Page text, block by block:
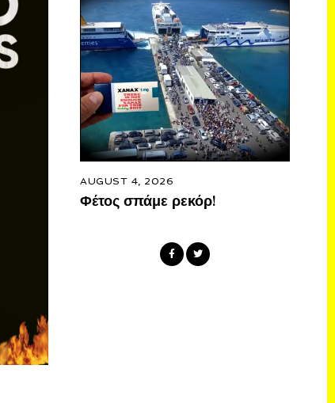
AUGUST 4, 2026
Φέτος σπάμε ρεκόρ!